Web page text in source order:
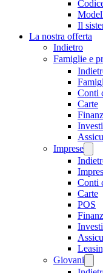
Il
La nostra offerta
Indietro
Famiglie e
Conti
Carte
Imprese
Conti
Carte
POS
Giovani